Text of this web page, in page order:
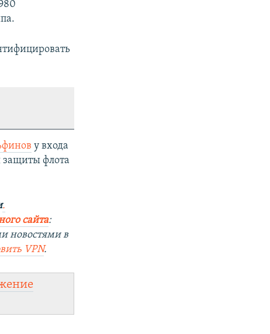
у входа
защиты флота
.
сайта:
новостями в
VPN.